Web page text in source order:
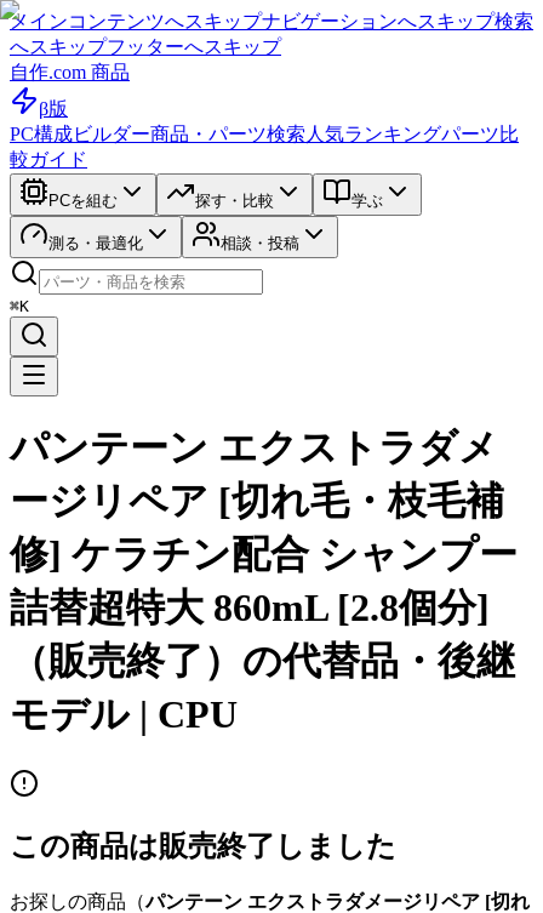
メインコンテンツへスキップナビゲーションへスキップ検索
へスキップフッターへスキップ
自作.com 商品
β版
PC構成ビルダー商品・パーツ検索 人気ランキングパーツ比
較ガイド
PCを組む 探す・比較 学ぶ
測る・最適化 相談・投稿
⌘K
パンテーン エクストラダメ
ージリペア [切れ毛・枝毛補
修] ケラチン配合 シャンプー
詰替超特大 860mL [2.8個分]
（販売終了）の代替品・後継
モデル | CPU
この商品は販売終了しました
お探しの商品（パンテーン エクストラダメージリペア [切れ